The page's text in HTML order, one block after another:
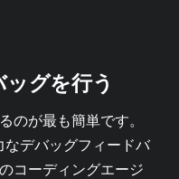
グを行う
のが最も簡単です。
なデバッグフィードバ
コーディングエージ